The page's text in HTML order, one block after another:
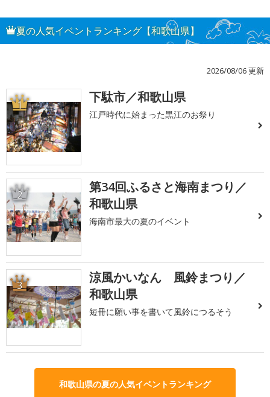
夏の人気イベントランキング【和歌山県】
2026/08/06 更新
1 下駄市／和歌山県
江戸時代に始まった黒江のお祭り
2
第34回ふるさと海南まつり／
和歌山県
海南市最大の夏のイベント
3
涼風かいなん 風鈴まつり／
和歌山県
短冊に願い事を書いて風鈴につるそう
和歌山県の夏の人気イベントランキング